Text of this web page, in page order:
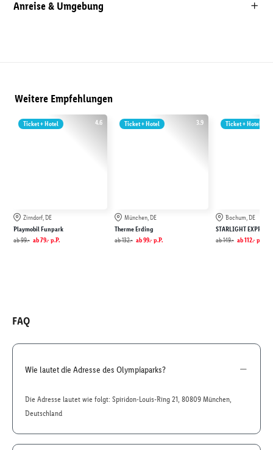
Anreise & Umgebung
Weitere Empfehlungen
4.6
Ticket + Hotel
Zirndorf, DE
Playmobil Funpark
ab99.- ab79.- p.P.
3.9
Ticket + Hotel
München, DE
Therme Erding
ab132.- ab99.- p.P.
Ticket + Hotel
Bochum, DE
STARLIGHT EXPRESS
ab149.- ab112.- p.P.
FAQ
Wie lautet die Adresse des Olympiaparks?
Die Adresse lautet wie folgt: Spiridon-Louis-Ring 21, 80809 München,
Deutschland